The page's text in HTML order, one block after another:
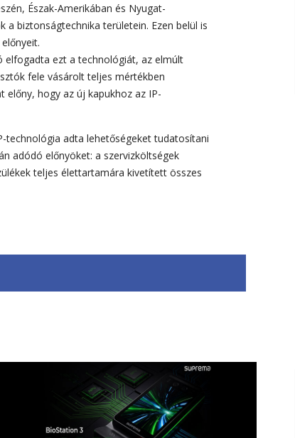
Észak-Amerikában és Nyugat-
biztonságtechnika területein. Ezen belül is
elfogadta ezt a technológiát, az elmúlt
fele vásárolt teljes mértékben
előny, hogy az új kapukhoz az IP-
technológia adta lehetőségeket tudatosítani
adódó előnyöket: a szervizköltségek
teljes élettartamára kivetített összes